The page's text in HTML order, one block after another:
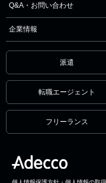
Q&A・お問い合わせ
企業情報
派遣
転職エージェント
フリーランス